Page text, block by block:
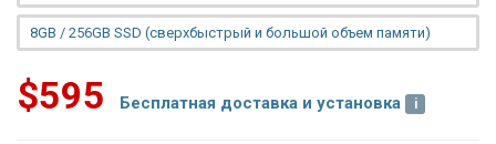
8GB / 256GB SSD (сверхбыстрый и большой объем памяти)
$595 Бесплатная доставка и установка